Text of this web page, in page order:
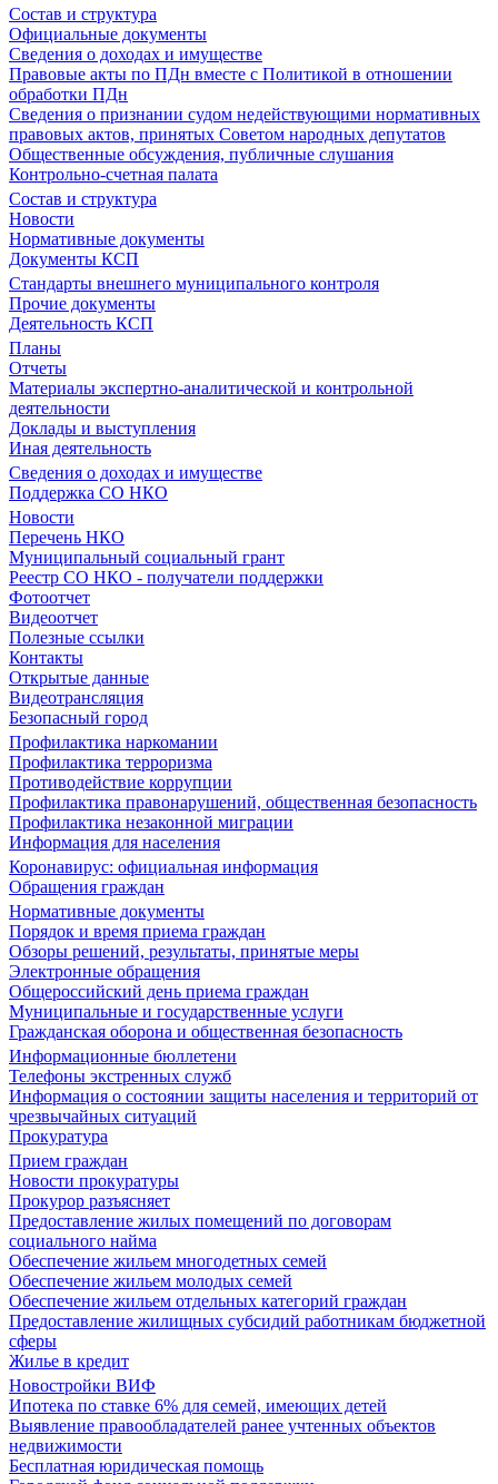
Состав и структура
Официальные документы
Сведения о доходах и имуществе
Правовые акты по ПДн вместе с Политикой в отношении
обработки ПДн
Сведения о признании судом недействующими нормативных
правовых актов, принятых Советом народных депутатов
Общественные обсуждения, публичные слушания
Контрольно-счетная палата
Состав и структура
Новости
Нормативные документы
Документы КСП
Стандарты внешнего муниципального контроля
Прочие документы
Деятельность КСП
Планы
Отчеты
Материалы экспертно-аналитической и контрольной
деятельности
Доклады и выступления
Иная деятельность
Сведения о доходах и имуществе
Поддержка СО НКО
Новости
Перечень НКО
Муниципальный социальный грант
Реестр СО НКО - получатели поддержки
Фотоотчет
Видеоотчет
Полезные ссылки
Контакты
Открытые данные
Видеотрансляция
Безопасный город
Профилактика наркомании
Профилактика терроризма
Противодействие коррупции
Профилактика правонарушений, общественная безопасность
Профилактика незаконной миграции
Информация для населения
Коронавирус: официальная информация
Обращения граждан
Нормативные документы
Порядок и время приема граждан
Обзоры решений, результаты, принятые меры
Электронные обращения
Общероссийский день приема граждан
Муниципальные и государственные услуги
Гражданская оборона и общественная безопасность
Информационные бюллетени
Телефоны экстренных служб
Информация о состоянии защиты населения и территорий от
чрезвычайных ситуаций
Прокуратура
Прием граждан
Новости прокуратуры
Прокурор разъясняет
Предоставление жилых помещений по договорам
социального найма
Обеспечение жильем многодетных семей
Обеспечение жильем молодых семей
Обеспечение жильем отдельных категорий граждан
Предоставление жилищных субсидий работникам бюджетной
сферы
Жилье в кредит
Новостройки ВИФ
Ипотека по ставке 6% для семей, имеющих детей
Выявление правообладателей ранее учтенных объектов
недвижимости
Бесплатная юридическая помощь